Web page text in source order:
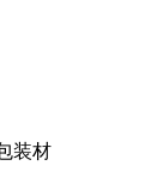
装材